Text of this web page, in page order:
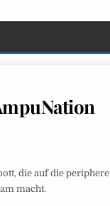
die auf die periphere
macht.